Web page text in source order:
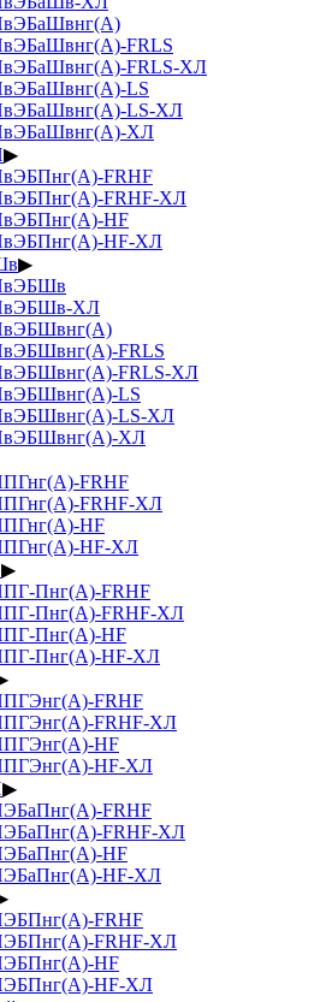
FRLS
FRLS-ХЛ
LS
LS-ХЛ
ХЛ
▶
FRHF
FRHF-ХЛ
HF
HF-ХЛ
▶
ХЛ
FRLS
FRLS-ХЛ
LS
LS-ХЛ
ХЛ
FRHF
FRHF-ХЛ
HF
HF-ХЛ
▶
Пнг(А)-FRHF
Пнг(А)-FRHF-ХЛ
Пнг(А)-HF
Пнг(А)-HF-ХЛ
FRHF
FRHF-ХЛ
HF
HF-ХЛ
▶
FRHF
FRHF-ХЛ
HF
HF-ХЛ
FRHF
FRHF-ХЛ
HF
HF-ХЛ